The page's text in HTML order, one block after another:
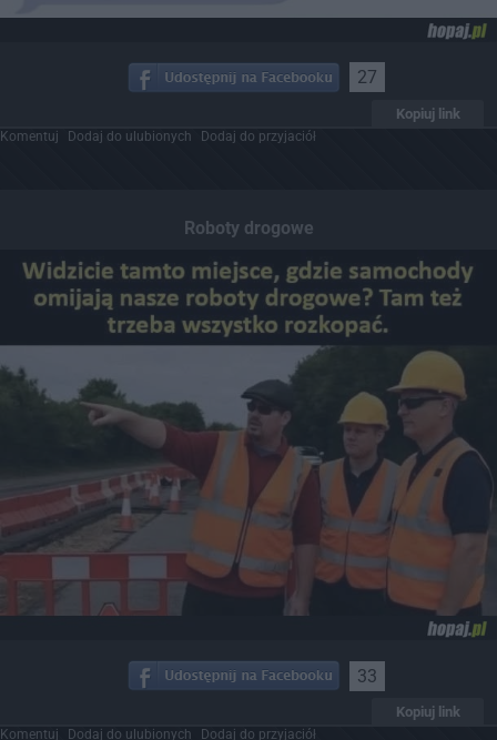
27
Kopiuj link
Komentuj Dodaj do ulubionych Dodaj do przyjaciół
Roboty drogowe
33
Kopiuj link
Komentuj Dodaj do ulubionych Dodaj do przyjaciół